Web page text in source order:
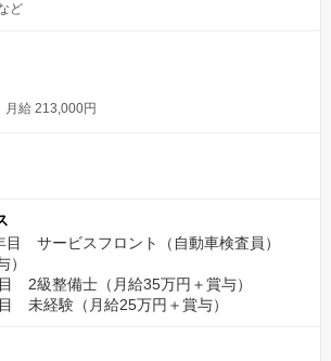
ど
給 213,000円
目 サービスフロント（自動車検査員）
）
2級整備士（月給35万円＋賞与）
未経験（月給25万円＋賞与）